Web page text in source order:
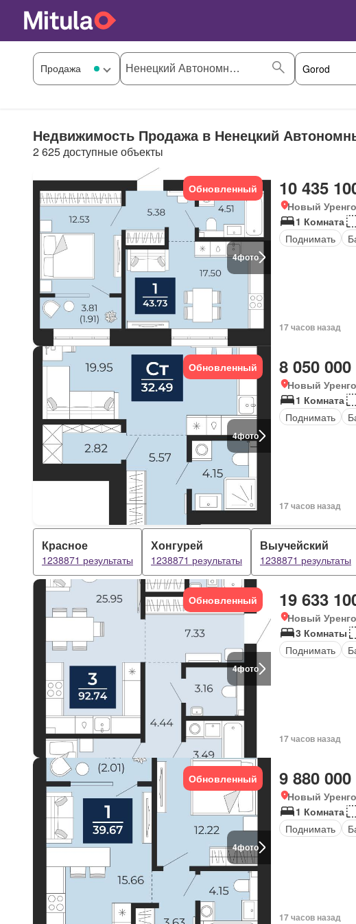
Недвижимость Продажа в Ненецкий
2 625 доступные объекты
4фото
Обновленный 10 435
Новый
1 Комната
Поднимать
17 часов назад
4фото
Обновленный 8 050
Новый
1 Комната
Поднимать
17 часов назад
Красное
1238871 результаты
Хонгурей
1238871 результаты
Выучейский
1238871 результаты
4фото
Обновленный 19 633
Новый
3 Комнаты
Поднимать
17 часов назад
4фото
Обновленный 9 880
Новый
1 Комната
Поднимать
17 часов назад